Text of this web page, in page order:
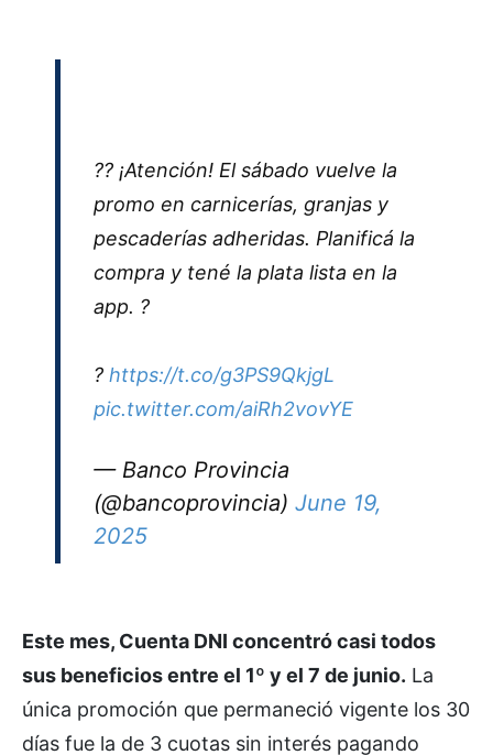
?? ¡Atención! El sábado vuelve la
promo en carnicerías, granjas y
pescaderías adheridas. Planificá la
compra y tené la plata lista en la
app. ?
? https://t.co/g3PS9QkjgL
pic.twitter.com/aiRh2vovYE
— Banco Provincia
(@bancoprovincia) June 19,
2025
Este mes, Cuenta DNI concentró casi todos
sus beneficios entre el 1º y el 7 de junio. La
única promoción que permaneció vigente los 30
días fue la de 3 cuotas sin interés pagando